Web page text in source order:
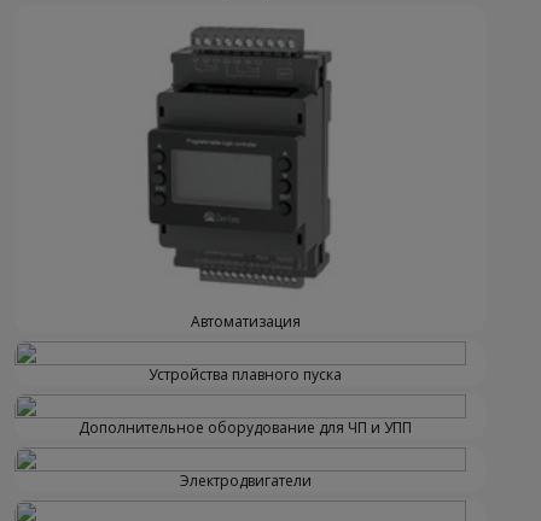
Автоматизация
Устройства плавного пуска
Дополнительное оборудование для ЧП и УПП
Электродвигатели